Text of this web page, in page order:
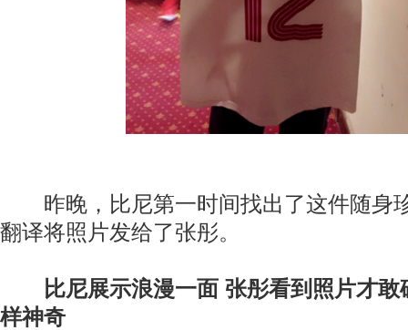
昨晚，比尼第一时间找出了这件随身
翻译将照片发给了张彤。
比尼展示浪漫一面 张彤看到照片才
样神奇